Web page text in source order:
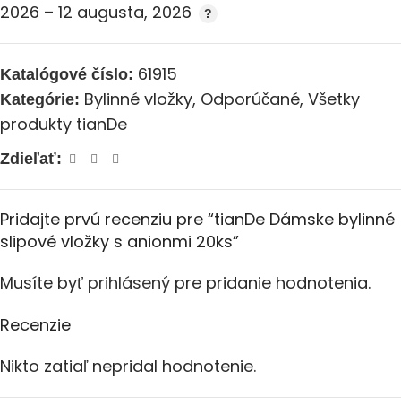
2026 – 12 augusta, 2026
Katalógové číslo: 61915
Kategórie: Bylinné vložky, Odporúčané, Všetky
produkty tianDe
Zdieľať:
Recenzie
Nikto zatiaľ nepridal hodnotenie.
Pridajte prvú recenziu pre “tianDe Dámske bylinné
slipové vložky s anionmi 20ks”
Musíte byť prihlásený pre pridanie hodnotenia.